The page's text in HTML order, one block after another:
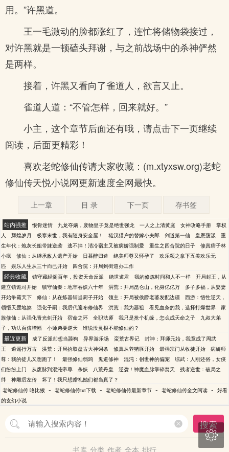
用。”许黑道。
王一毛激动的脸都涨红了，连忙将储物袋接过，
对许黑就是一顿磕头拜谢，与之前战场中的杀神俨然
是两样。
接着，许黑又看向了雀道人，欲言又止。
雀道人道：“不管怎样，回来就好。”
小主，这个章节后面还有哦，请点击下一页继续
阅读，后面更精彩！
喜欢老蛇修仙传请大家收藏：(m.xtyxsw.org)老蛇
修仙传天悦小说网更新速度全网最快。
上一章 目 录 下一页 存书签
站内强推 恨骨迷情 九龙夺嫡，废物皇子竟是绝世强龙 一人之上清黄庭 女神攻略手册
掌权
人
辉煌岁月 极寒末世，我有随身安全屋！ 糙汉猎户的替嫁小夫郎 剑道第一仙 皇恩荡漾
重
生年代：炮灰长姐带妹逆袭
逃不掉！清冷宿主又被病娇强制爱 重生之四合院的日子
修真痞子林
小疯
修仙：从继承敌人遗产开始 日暮醉归途 绝美师尊又怀孕了
欢乐颂之拿下五美欢乐无
匹
娱乐人生从三十而已开始 四合院：开局到街道办工作
经典收藏 镇守藏经阁百年，投资天命反派 绝世道君 我的修炼时间和人不一样
开局封王，从
建立镇诡司开始
镇守仙秦：地牢吞妖六十年 洪荒：开局昆仑山，化身亿亿万
多子多福，从娶妻
开始争霸天下
修仙：从在炼器铺当厨子开始 领主：开局被侯爵老婆发配边疆
西游：悟性逆天，
领悟天罡地煞
强化子嗣：我后代遍布修仙界 洪荒：我为器祖 看见血条的我，选择打爆世界
家
族修仙：从强化青光剑开始
宿命之环 全职法师 我只是抢个机缘，怎么成天命之子
九叔大弟
子，功法百倍增幅
小师弟要逆天 谁说没灵根不能修仙的？
最近更新 成了反派却想当舔狗 异界游乐场 蛮荒古界记
封神：拜师元始，我竟成了周武
王
逍遥行万古 洪荒：开局拾取盘古大神词条 修真从养猪豚开始 最强宗门从收徒开始
病娇师
尊：我的徒儿又想跑了！
最强修仙弱鸡 鬼道修神 混沌：创世神的偏宠
综武：人刚还俗，女侠
们纷纷上门
从废脉到混沌帝尊 杀妖 八荒丹皇 逆袭！神魔血脉掌碎焚天
残者逆世：破局之
绊
神雕后左传
坏了！我只想赠礼她们都当真了？
老蛇修仙传 咯比猴 - 老蛇修仙传txt下载 - 老蛇修仙传最新章节 - 老蛇修仙传全文阅读 - 好看
的玄幻小说
搜索
书库 分类 作者 全本 排行
